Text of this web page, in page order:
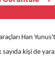
Han
kişi de